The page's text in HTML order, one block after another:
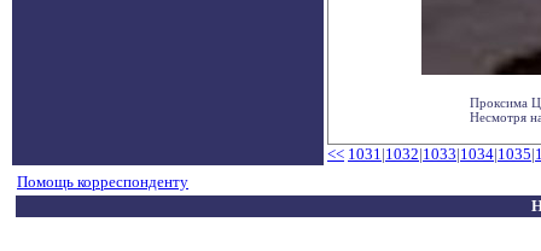
Проксима
Несмотря
<< 1031|1032|1033|1034|1035|
Помощь корреспонденту